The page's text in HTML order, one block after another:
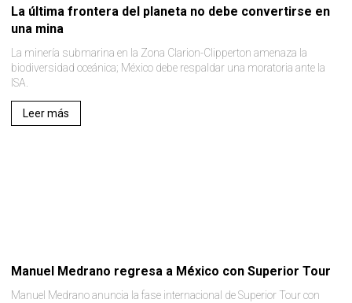
La última frontera del planeta no debe convertirse en
una mina
La minería submarina en la Zona Clarion-Clipperton amenaza la
biodiversidad oceánica; México debe respaldar una moratoria ante la
ISA.
Leer más
Manuel Medrano regresa a México con Superior Tour
Manuel Medrano anuncia la fase internacional de Superior Tour con